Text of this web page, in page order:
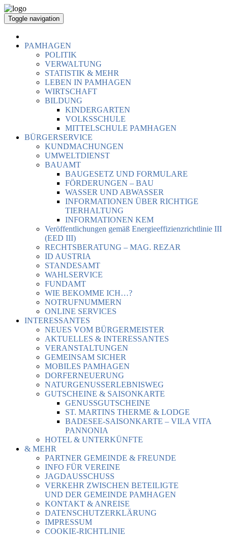
Toggle navigation
PAMHAGEN
POLITIK
VERWALTUNG
STATISTIK & MEHR
LEBEN IN PAMHAGEN
WIRTSCHAFT
BILDUNG
KINDERGARTEN
VOLKSSCHULE
MITTELSCHULE PAMHAGEN
BÜRGERSERVICE
KUNDMACHUNGEN
UMWELTDIENST
BAUAMT
BAUGESETZ UND FORMULARE
FÖRDERUNGEN – BAU
WASSER UND ABWASSER
INFORMATIONEN ÜBER RICHTIGE
TIERHALTUNG
INFORMATIONEN KEM
Veröffentlichungen gemäß Energieeffizienzrichtlinie III
(EED III)
RECHTSBERATUNG – MAG. REZAR
ID AUSTRIA
STANDESAMT
WAHLSERVICE
FUNDAMT
WIE BEKOMME ICH…?
NOTRUFNUMMERN
ONLINE SERVICES
INTERESSANTES
NEUES VOM BÜRGERMEISTER
AKTUELLES & INTERESSANTES
VERANSTALTUNGEN
GEMEINSAM SICHER
MOBILES PAMHAGEN
DORFERNEUERUNG
NATURGENUSSERLEBNISWEG
GUTSCHEINE & SAISONKARTE
GENUSSGUTSCHEINE
ST. MARTINS THERME & LODGE
BADESEE-SAISONKARTE – VILA VITA
PANNONIA
HOTEL & UNTERKÜNFTE
& MEHR
PARTNER GEMEINDE & FREUNDE
INFO FÜR VEREINE
JAGDAUSSCHUSS
VERKEHR ZWISCHEN BETEILIGTE
UND DER GEMEINDE PAMHAGEN
KONTAKT & ANREISE
DATENSCHUTZERKLÄRUNG
IMPRESSUM
COOKIE-RICHTLINIE